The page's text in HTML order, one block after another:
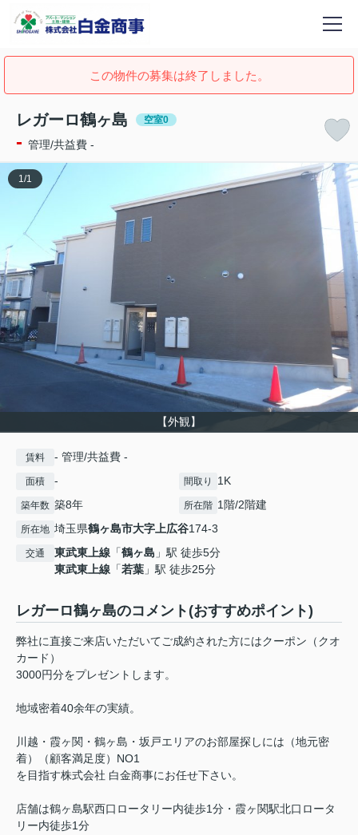
この物件の募集は終了しました。
レガーロ鶴ヶ島 空室0
- 管理/共益費 -
【外観】
1 /1
賃料 - 管理/共益費 -
面積 - 間取り 1K
築年数 築8年 所在階 1階/2階建
所在地 埼玉県鶴ヶ島市大字上広谷174-3
交通 東武東上線 「鶴ヶ島 」駅 徒歩5分
東武東上線 「若葉 」駅 徒歩25分
レガーロ鶴ヶ島のコメント(おすすめポイント)
弊社に直接ご来店いただいてご成約された方にはクーポン（クオ
カード）
3000円分をプレゼントします。
地域密着40余年の実績。
川越・霞ヶ関・鶴ヶ島・坂戸エリアのお部屋探しには（地元密
着）（顧客満足度）NO1
を目指す株式会社 白金商事にお任せ下さい。
店舗は鶴ヶ島駅西口ロータリー内徒歩1分・霞ヶ関駅北口ロータ
リー内徒歩1分